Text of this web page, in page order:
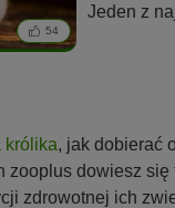
54
Jeden z
królika, jak dobierać
dowiesz
zdrowotnej ich